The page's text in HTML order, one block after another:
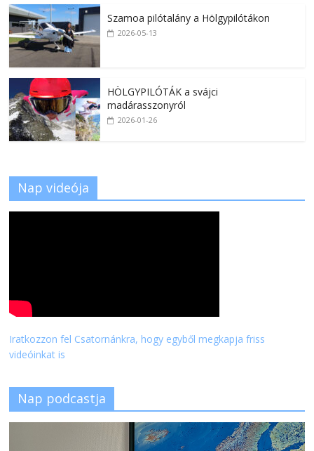
Szamoa pilótalány a Hölgypilótákon
2026-05-13
HÖLGYPILÓTÁK a svájci
madárasszonyról
2026-01-26
Nap videója
Iratkozzon fel Csatornánkra, hogy egyből megkapja friss
videóinkat is
Nap podcastja